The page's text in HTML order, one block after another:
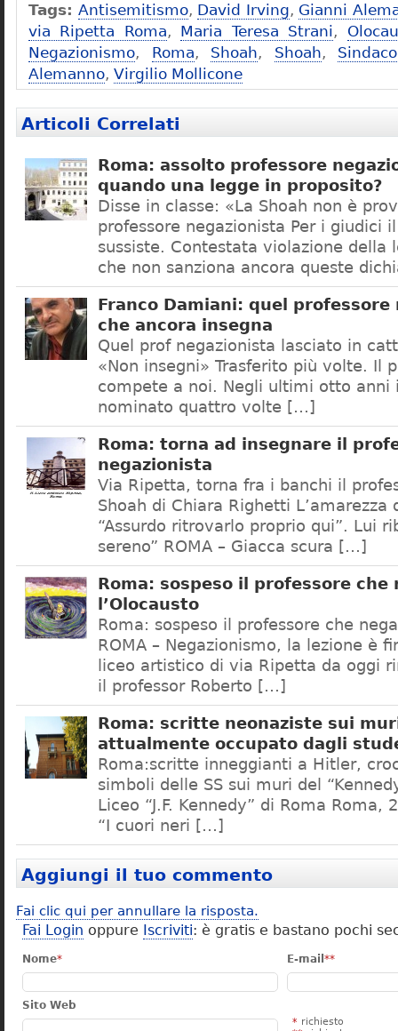
Tags: Antisemitismo, David Irving, Gianni
via Ripetta Roma, Maria Teresa Strani,
Negazionismo, Roma, Shoah, Shoah,
Alemanno, Virgilio Mollicone
Articoli Correlati
Roma: assolto professore
quando una legge in proposito?
Disse in classe: «La Shoah non è
professore negazionista Per i giudici
sussiste. Contestata violazione della
che non sanziona ancora queste
Franco Damiani: quel professore
che ancora insegna
Quel prof negazionista lasciato in
«Non insegni» Trasferito più volte. Il
compete a noi. Negli ultimi otto anni
nominato quattro volte […]
Roma: torna ad insegnare il
negazionista
Via Ripetta, torna fra i banchi il
Shoah di Chiara Righetti L’amarezza
“Assurdo ritrovarlo proprio qui”. Lui
sereno” ROMA – Giacca scura […]
Roma: sospeso il professore che
l’Olocausto
Roma: sospeso il professore che
ROMA – Negazionismo, la lezione è
liceo artistico di via Ripetta da oggi
il professor Roberto […]
Roma: scritte neonaziste sui
attualmente occupato dagli
Roma:scritte inneggianti a Hitler,
simboli delle SS sui muri del
Liceo “J.F. Kennedy” di Roma Roma,
“I cuori neri […]
Aggiungi il tuo commento
Fai clic qui per annullare la risposta.
Fai Login oppure Iscriviti: è gratis e bastano pochi
Nome* E-mail **
Sito Web
* richiesto